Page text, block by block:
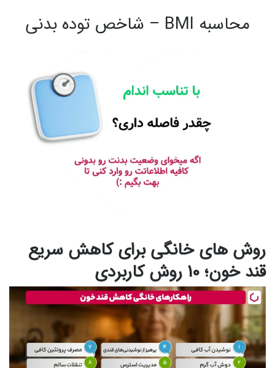
محاسبه BMI – شاخص توده بدنی
روش های خانگی برای کاهش سریع
قند خون؛ 10 روش کاربردی